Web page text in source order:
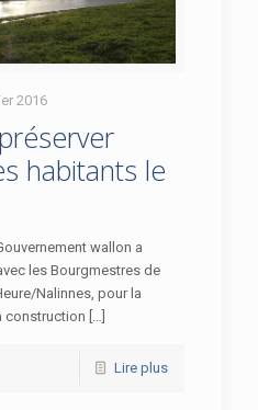
2016
habitants le
wallon a
les Bourgmestres de
Nalinnes, pour la
construction […]
Lire plus